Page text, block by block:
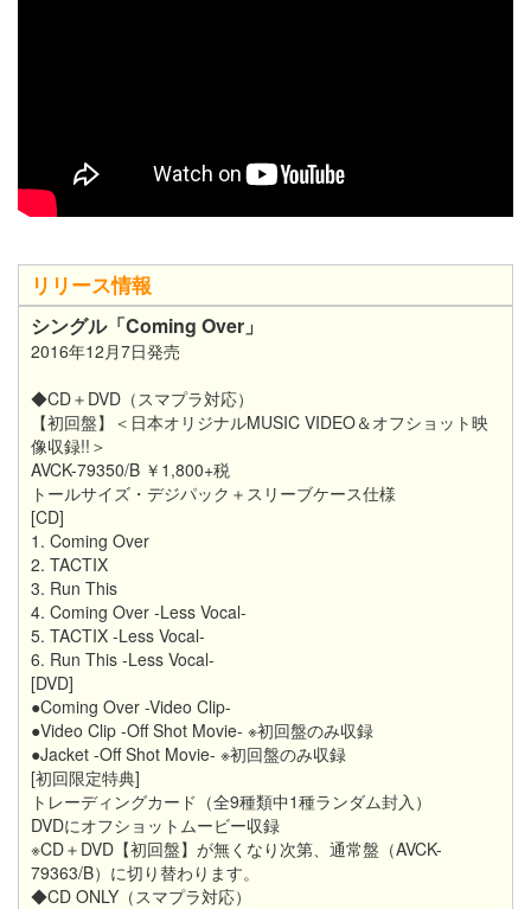
リリース情報
シングル「Coming Over」
2016年12月7日発売
◆CD＋DVD（スマプラ対応）
【初回盤】＜日本オリジナルMUSIC VIDEO＆オフショット映
像収録!!＞
AVCK-79350/B ￥1,800+税
トールサイズ・デジパック＋スリーブケース仕様
[CD]
1. Coming Over
2. TACTIX
3. Run This
4. Coming Over -Less Vocal-
5. TACTIX -Less Vocal-
6. Run This -Less Vocal-
[DVD]
●Coming Over -Video Clip-
●Video Clip -Off Shot Movie- ※初回盤のみ収録
●Jacket -Off Shot Movie- ※初回盤のみ収録
[初回限定特典]
トレーディングカード（全9種類中1種ランダム封入）
DVDにオフショットムービー収録
※CD＋DVD【初回盤】が無くなり次第、通常盤（AVCK-
79363/B）に切り替わります。
◆CD ONLY（スマプラ対応）